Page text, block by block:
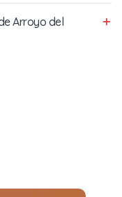
Arroyo del